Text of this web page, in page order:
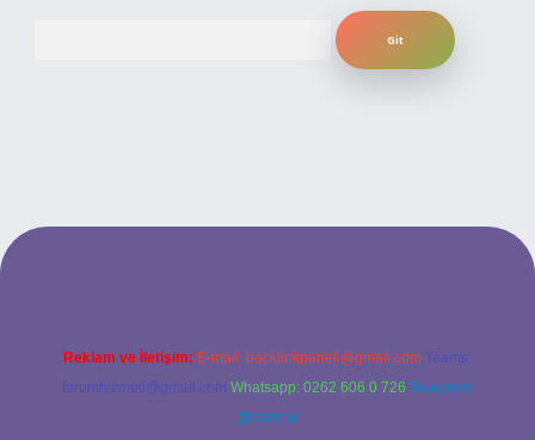
giriş
Reklam ve İletişim: E-mail: backlinkpaneli@gmail.com Teams:
forumhizmeti@gmail.com Whatsapp: 0262 606 0 726 Telegram:
@karabul